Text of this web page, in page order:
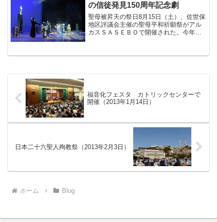
の信徒発見150周年記念劇
聖母被昇天の祭日8月15日（土）、佐世保
地区評議会主催の聖母平和祈願祭がアル
カスＳＡＳＥＢＯで開催された。今年は
リシタン復活物語』 （監督・脚本 古巣
福音化フェスタ カトリックセンターで
開催（2013年1月14日）
日本二十六聖人殉教祭（2013年2月3日）
ホーム Blog